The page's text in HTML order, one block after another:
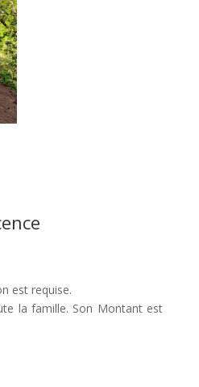
est requise.
la famille. Son Montant est